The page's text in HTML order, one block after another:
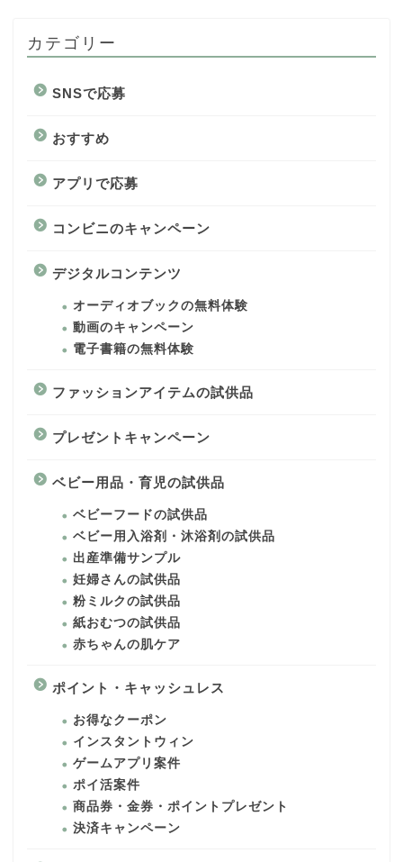
カテゴリー
SNSで応募
おすすめ
アプリで応募
コンビニのキャンペーン
デジタルコンテンツ
オーディオブックの無料体験
動画のキャンペーン
電子書籍の無料体験
ファッションアイテムの試供品
プレゼントキャンペーン
ベビー用品・育児の試供品
ベビーフードの試供品
ベビー用入浴剤・沐浴剤の試供品
出産準備サンプル
妊婦さんの試供品
粉ミルクの試供品
紙おむつの試供品
赤ちゃんの肌ケア
ポイント・キャッシュレス
お得なクーポン
インスタントウィン
ゲームアプリ案件
ポイ活案件
商品券・金券・ポイントプレゼント
決済キャンペーン